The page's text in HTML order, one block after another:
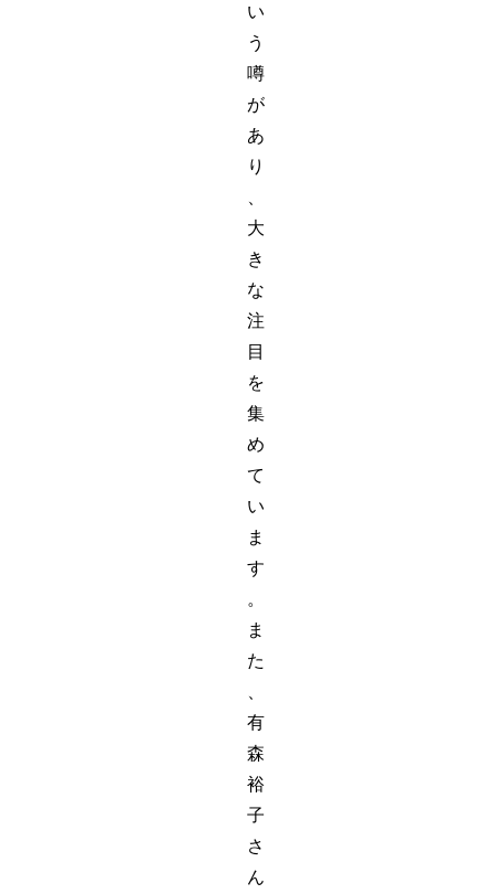
い
う
噂
が
あ
り
大
き
な
注
目
を
集
め
て
い
ま
す
。
ま
た
有
森
裕
子
さ
ん